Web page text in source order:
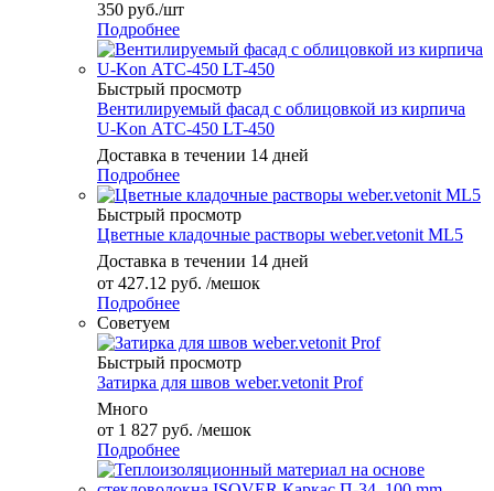
350 руб./шт
Подробнее
Быстрый просмотр
Вентилируемый фасад с облицовкой из кирпича
U-Kon АТС-450 LT-450
Доставка в течении 14 дней
Подробнее
Быстрый просмотр
Цветные кладочные растворы weber.vetonit ML5
Доставка в течении 14 дней
от 427.12 руб. /мешок
Подробнее
Советуем
Быстрый просмотр
Затирка для швов weber.vetonit Prof
Много
от 1 827 руб. /мешок
Подробнее